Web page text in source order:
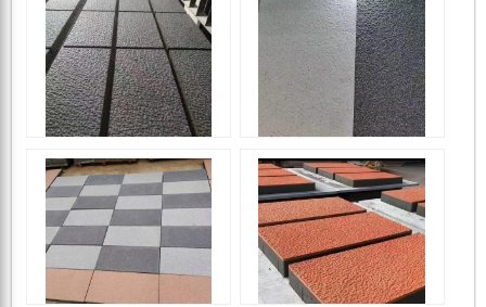
PC砖 PC砖
PC砖 PC砖